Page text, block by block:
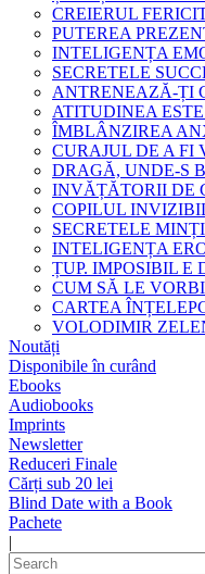
CREIERUL
PUTEREA
INTELIGENȚA
SECRETELE
ANTRENEAZĂ-ȚI
ATITUDINEA
ÎMBLÂNZIREA
CURAJUL DE A FI
DRAGĂ, UNDE-S
INVĂȚĂTORII DE
COPILUL
SECRETELE
INTELIGENȚA
ȚUP. IMPOSIBIL E
CUM SĂ LE
CARTEA
VOLODIMIR
Noutăți
Disponibile în curând
Ebooks
Audiobooks
Imprints
Newsletter
Reduceri Finale
Cărți sub 20 lei
Blind Date with a Book
Pachete
|